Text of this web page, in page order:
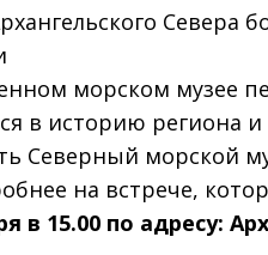
Севера
морском музее
в историю региона
Северный морской
на встрече,
в 15.00 по адресу: